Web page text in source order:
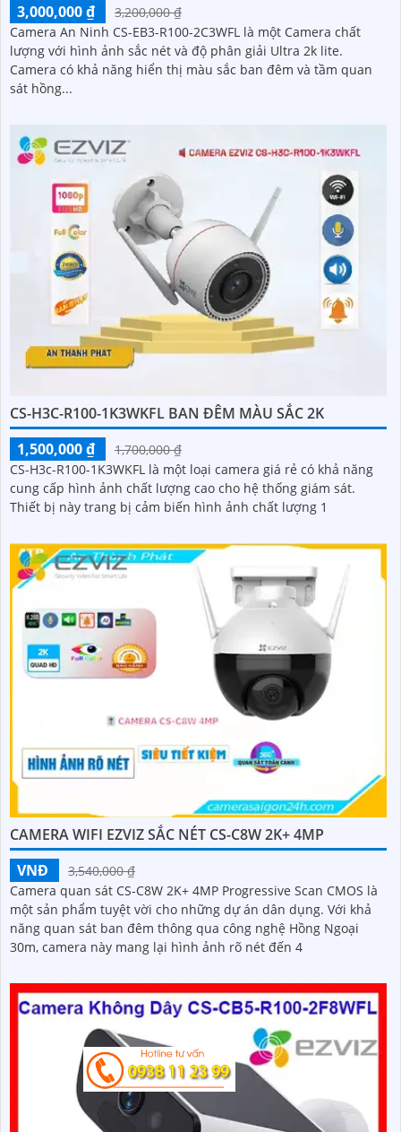
3,000,000 ₫
3,200,000 ₫
Camera An Ninh CS-EB3-R100-2C3WFL là một Camera chất
lượng với hình ảnh sắc nét và độ phân giải Ultra 2k lite.
Camera có khả năng hiển thị màu sắc ban đêm và tầm quan
sát hồng...
CS-H3C-R100-1K3WKFL BAN ĐÊM MÀU SẮC 2K
1,500,000 ₫
1,700,000 ₫
CS-H3c-R100-1K3WKFL là một loại camera giá rẻ có khả năng
cung cấp hình ảnh chất lượng cao cho hệ thống giám sát.
Thiết bị này trang bị cảm biến hình ảnh chất lượng 1
CAMERA WIFI EZVIZ SẮC NÉT CS-C8W 2K+ 4MP
VNĐ
3,540,000 ₫
Camera quan sát CS-C8W 2K+ 4MP Progressive Scan CMOS là
một sản phẩm tuyệt vời cho những dự án dân dụng. Với khả
năng quan sát ban đêm thông qua công nghệ Hồng Ngoại
30m, camera này mang lại hình ảnh rõ nét đến 4